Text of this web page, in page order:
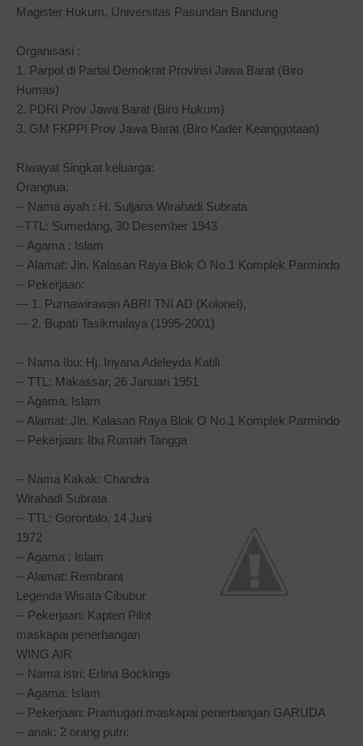
Magister Hukum, Universitas Pasundan Bandung
Organisasi :
1. Parpol di Partai Demokrat Provinsi Jawa Barat (Biro
Humas)
2. PDRI Prov Jawa Barat (Biro Hukum)
3. GM FKPPI Prov Jawa Barat (Biro Kader Keanggotaan)
Riwayat Singkat keluarga:
Orangtua:
-- Nama ayah : H. Suljana Wirahadi Subrata
--TTL: Sumedang, 30 Desember 1943
-- Agama : Islam
-- Alamat: Jln. Kalasan Raya Blok O No.1 Komplek Parmindo
-- Pekerjaan:
--- 1. Purnawirawan ABRI TNI AD (Kolonel),
--- 2. Bupati Tasikmalaya (1995-2001)
-- Nama Ibu: Hj. Iriyana Adeleyda Katili
-- TTL: Makassar, 26 Januari 1951
-- Agama: Islam
-- Alamat: Jln. Kalasan Raya Blok O No.1 Komplek Parmindo
-- Pekerjaan: Ibu Rumah Tangga
-- Nama Kakak: Chandra
Wirahadi Subrata
-- TTL: Gorontalo, 14 Juni
1972
-- Agama : Islam
-- Alamat: Rembrant
Legenda Wisata Cibubur
-- Pekerjaan: Kapten Pilot
maskapai penerbangan
WING AIR
-- Nama istri: Erlina Bockings
-- Agama: Islam
-- Pekerjaan: Pramugari maskapai penerbangan GARUDA
-- anak: 2 orang putri: